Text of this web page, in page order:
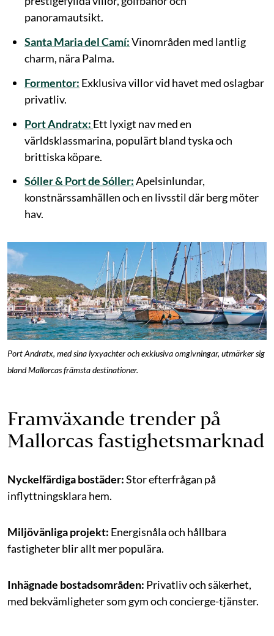
panoramautsikt.
Santa Maria del Camí:Vinområden med lantlig
charm, nära Palma.
Formentor: Exklusiva villor vid havet med oslagbar
privatliv.
Port Andratx: Ett lyxigt nav med en
världsklassmarina, populärt bland tyska och
brittiska köpare.
Sóller & Port de Sóller:Apelsinlundar,
konstnärssamhällen och en livsstil där berg möter
hav.
Port Andratx, med sina lyxyachter och exklusiva omgivningar, utmärker sig
bland Mallorcas främsta destinationer.
Framväxande trender på
Mallorcas fastighetsmarknad
Nyckelfärdiga bostäder:Stor efterfrågan på
inflyttningsklara hem.
Miljövänliga projekt: Energisnåla och hållbara
fastigheter blir allt mer populära.
Inhägnade bostadsområden: Privatliv och säkerhet,
med bekvämligheter som gym och concierge-tjänster.